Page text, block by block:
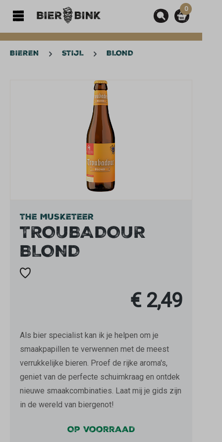
0
BIEREN STIJL BLOND
Afbeeldingengalerij overslaan
THE MUSKETEER
TROUBADOUR
BLOND
€ 2,49
Als bier specialist kan ik je helpen om je
smaakpapillen te verwennen met de meest
verrukkelijke bieren. Proef de rijke aroma's,
geniet van de perfecte schuimkraag en ontdek
nieuwe smaakcombinaties. Laat mij je gids zijn
in de wereld van biergenot!
Op voorraad